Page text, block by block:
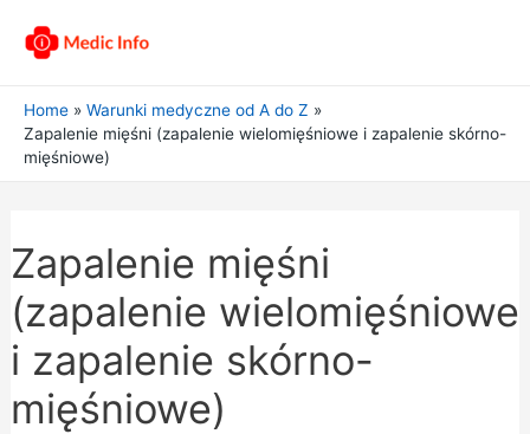
Home
Warunki medyczne od A do Z
Zapalenie mięśni (zapalenie wielomięśniowe i zapalenie skórno-
mięśniowe)
Zapalenie mięśni
(zapalenie wielomięśniowe
i zapalenie skórno-
mięśniowe)